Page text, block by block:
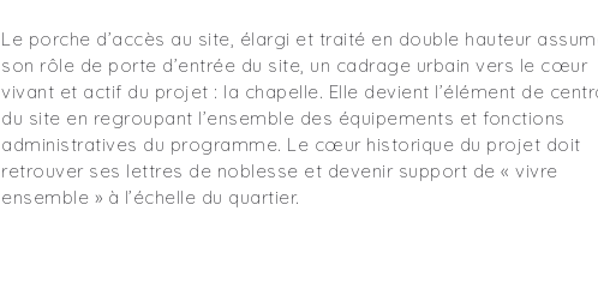
Le porche d’accès au site, élargi et traité en double hauteur
son rôle de porte d’entrée du site, un cadrage urbain vers le cœur
vivant et actif du projet : la chapelle. Elle devient l’élément de
du site en regroupant l’ensemble des équipements et fonctions
administratives du programme. Le cœur historique du projet doit
retrouver ses lettres de noblesse et devenir support de « vivre
ensemble » à l’échelle du quartier.